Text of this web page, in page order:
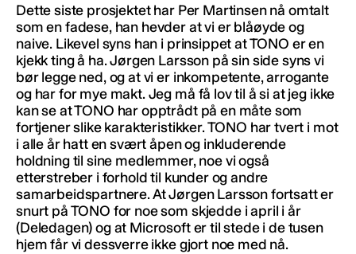
Dette siste prosjektet har Per Martinsen nå omtalt
som en fadese, han hevder at vi er blåøyde og
naive. Likevel syns han i prinsippet at TONO er en
kjekk ting å ha. Jørgen Larsson på sin side syns vi
bør legge ned, og at vi er inkompetente, arrogante
og har for mye makt. Jeg må få lov til å si at jeg ikke
kan se at TONO har opptrådt på en måte som
fortjener slike karakteristikker. TONO har tvert i mot
i alle år hatt en svært åpen og inkluderende
holdning til sine medlemmer, noe vi også
etterstreber i forhold til kunder og andre
samarbeidspartnere. At Jørgen Larsson fortsatt er
snurt på TONO for noe som skjedde i april i år
(Deledagen) og at Microsoft er til stede i de tusen
hjem får vi dessverre ikke gjort noe med nå.